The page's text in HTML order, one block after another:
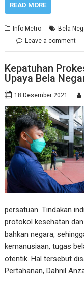
READ MORE
Info Metro Bela
Leave a comment
Kepatuhan
Upaya Bela
18 Desember 2021
persatuan. Tindakan
protokol kesehatan
bahkan negara,
kemanusiaan, tugas
otentik. Hal tersebut
Pertahanan, Dahnil